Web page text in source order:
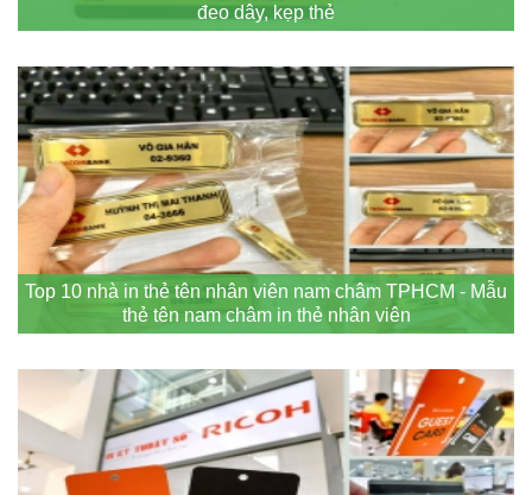
đeo dây, kẹp thẻ
Top 10 nhà in thẻ tên nhân viên nam châm TPHCM - Mẫu
thẻ tên nam châm in thẻ nhân viên